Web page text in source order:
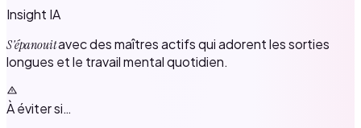
Insight IA
S'épanouitavec des maîtres actifs qui adorent les sorties
longues et le travail mental quotidien.
À éviter si…